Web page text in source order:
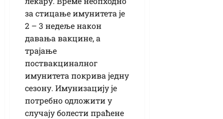
за стицање имунитета је
2 – 3 недеље након
давања вакцине, а
трајање
поствакциналног
имунитета покрива једну
сезону. Имунизацију је
потребно одложити у
случају болести праћене